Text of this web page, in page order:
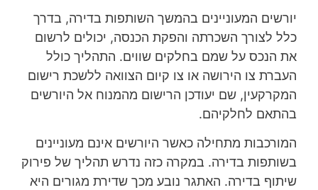
יורשים המעוניינים בהמשך השותפות בדירה, בדרך
כלל לצורך השכרתה והפקת הכנסה, יכולים לרשום
את הנכס על שמם בחלקים שווים. התהליך כולל
העברת צו הירושה או צו קיום הצוואה ללשכת רישום
המקרקעין, שם יעודכן הרישום מהמנוח אל היורשים
בהתאם לחלקיהם.
המורכבות מתחילה כאשר היורשים אינם מעוניינים
בשותפות בדירה. במקרה כזה נדרש תהליך של פירוק
שיתוף בדירה. האתגר נובע מכך שדירת מגורים היא